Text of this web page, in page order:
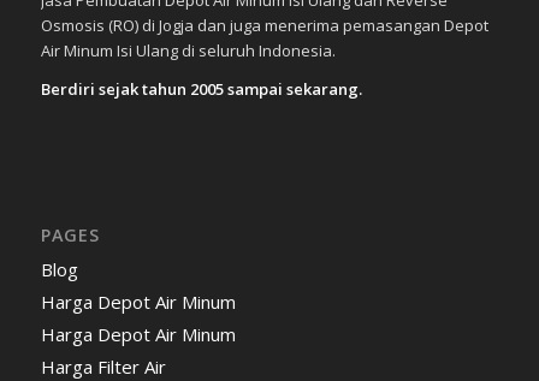
Osmosis (RO) di Jogja dan juga menerima pemasangan Depot
Air Minum Isi Ulang di seluruh Indonesia.
Berdiri sejak tahun 2005 sampai sekarang.
PAGES
Blog
Harga Depot Air Minum
Harga Depot Air Minum
Harga Filter Air